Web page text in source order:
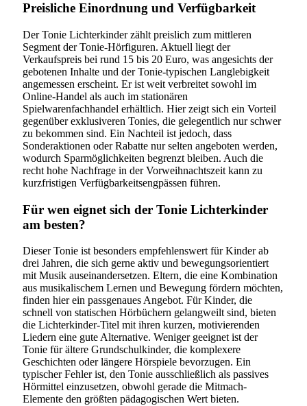
Preisliche Einordnung und Verfügbarkeit
Der Tonie Lichterkinder zählt preislich zum mittleren
Segment der Tonie-Hörfiguren. Aktuell liegt der
Verkaufspreis bei rund 15 bis 20 Euro, was angesichts der
gebotenen Inhalte und der Tonie-typischen Langlebigkeit
angemessen erscheint. Er ist weit verbreitet sowohl im
Online-Handel als auch im stationären
Spielwarenfachhandel erhältlich. Hier zeigt sich ein Vorteil
gegenüber exklusiveren Tonies, die gelegentlich nur schwer
zu bekommen sind. Ein Nachteil ist jedoch, dass
Sonderaktionen oder Rabatte nur selten angeboten werden,
wodurch Sparmöglichkeiten begrenzt bleiben. Auch die
recht hohe Nachfrage in der Vorweihnachtszeit kann zu
kurzfristigen Verfügbarkeitsengpässen führen.
Für wen eignet sich der Tonie Lichterkinder
am besten?
Dieser Tonie ist besonders empfehlenswert für Kinder ab
drei Jahren, die sich gerne aktiv und bewegungsorientiert
mit Musik auseinandersetzen. Eltern, die eine Kombination
aus musikalischem Lernen und Bewegung fördern möchten,
finden hier ein passgenaues Angebot. Für Kinder, die
schnell von statischen Hörbüchern gelangweilt sind, bieten
die Lichterkinder-Titel mit ihren kurzen, motivierenden
Liedern eine gute Alternative. Weniger geeignet ist der
Tonie für ältere Grundschulkinder, die komplexere
Geschichten oder längere Hörspiele bevorzugen. Ein
typischer Fehler ist, den Tonie ausschließlich als passives
Hörmittel einzusetzen, obwohl gerade die Mitmach-
Elemente den größten pädagogischen Wert bieten.